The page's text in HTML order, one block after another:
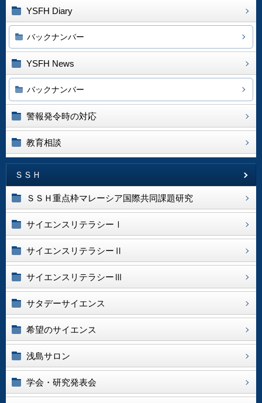
YSFH Diary
バックナンバー
YSFH News
バックナンバー
警報発令時の対応
教育相談
ＳＳＨ
ＳＳＨ重点枠マレーシア国際共同課題研究
サイエンスリテラシーⅠ
サイエンスリテラシーⅡ
サイエンスリテラシーⅢ
サタデーサイエンス
希望のサイエンス
浅島サロン
学会・研究発表会